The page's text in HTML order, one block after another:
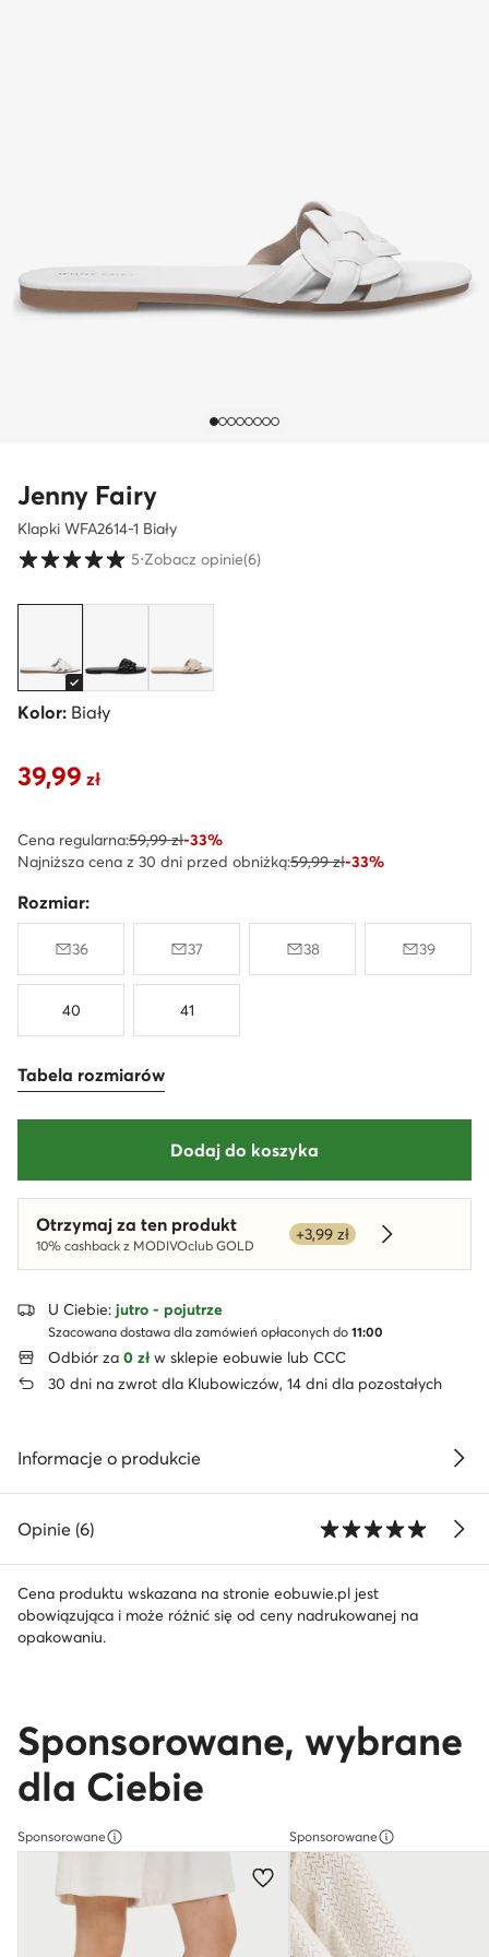
Jenny Fairy
Klapki WFA2614-1 Biały
Ocena klientów w skali od 1 do 5
5⋅Zobacz opinie(6)
Kolor: Biały
Aktualna cena 39,99 zł
39,99 zł
Cena regularna:59,99 zł-33%
Najniższa cena z 30 dni przed obniżką:59,99 zł-33%
Rozmiar:
36 37 38 39
40 41
Tabela rozmiarów
Dodaj do koszyka
Otrzymaj za ten produkt
10% cashback z MODIVOclub GOLD
+3,99 zł
Dowiedz się
U Ciebie: jutro - pojutrze
Szacowana dostawa dla zamówień opłaconych do 11:00
Odbiór za 0 złw sklepie eobuwie lub CCC
30 dni na zwrot dla Klubowiczów, 14 dni dla pozostałych
Informacje o produkcie
Opinie (6)
Cena produktu wskazana na stronie eobuwie.pl jest
obowiązująca i może różnić się od ceny nadrukowanej na
opakowaniu.
Sponsorowane, wybrane
dla Ciebie
Sponsorowane Sponsorowane